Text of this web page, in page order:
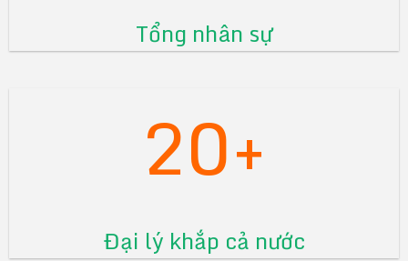
Tổng nhân sự
20+
Đại lý khắp cả nước